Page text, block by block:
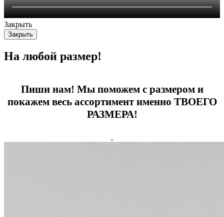
Закрыть
Закрыть
На любой размер!
Пиши нам! Мы поможем с размером и
покажем весь ассортимент именно ТВОЕГО
РАЗМЕРА!